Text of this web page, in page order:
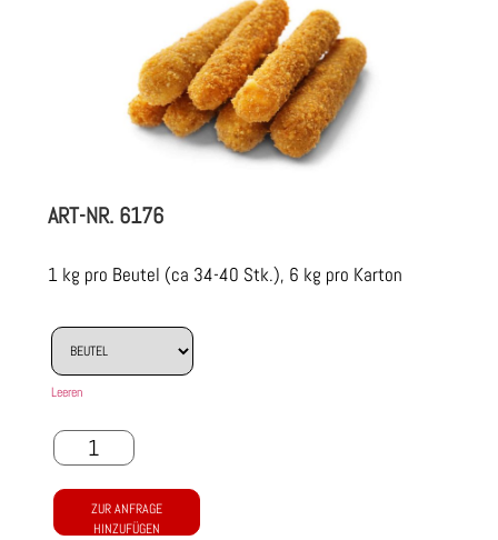
ART-NR. 6176
1 kg pro Beutel (ca 34-40 Stk.), 6 kg pro Karton
Leeren
ZUR ANFRAGE
HINZUFÜGEN